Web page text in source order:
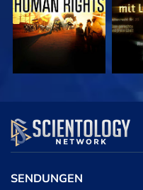
ANSEHEN
SENDUNGEN